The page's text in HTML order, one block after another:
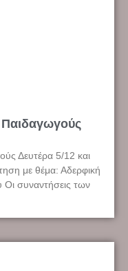
Παιδαγωγούς
Δευτέρα 5/12 και
με θέμα: Αδερφική
Οι συναντήσεις των